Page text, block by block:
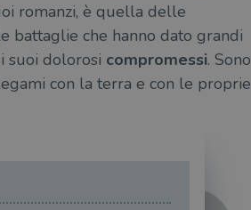
romanzi, è quella delle
battaglie che hanno dato grandi
suoi dolorosi compromessi. Sono
con la terra e con le proprie